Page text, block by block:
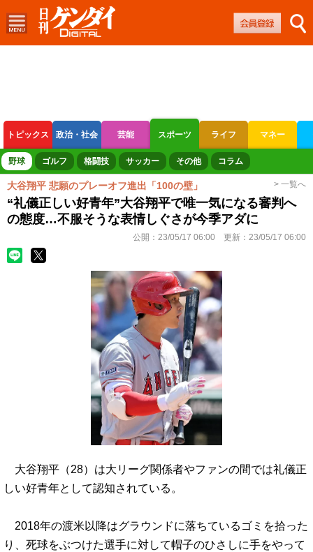
トピックス 政治・社会 芸能 スポーツ ライフ マネー
ボートレース 競輪 オートレース
野球 ゴルフ 格闘技 サッカー その他 コラム
大谷翔平 悲願のプレーオフ進出「100の壁」 > 一覧へ
“礼儀正しい好青年”大谷翔平で唯一気になる審判へ
の態度…不服そうな表情しぐさが今季アダに
公開： 23/05/17 06:00 更新： 23/05/17 06:00
大谷翔平（28）は大リーグ関係者やファンの間では礼儀正
しい好青年として認知されている。
2018年の渡米以降はグラウンドに落ちているゴミを拾った
り、死球をぶつけた選手に対して帽子のひさしに手をやって